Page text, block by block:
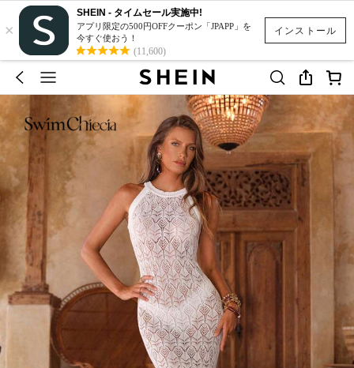
インストール
×
SHEIN - タイムセール実施中!
アプリ限定の500円OFFクーポン「JPAPP」を
今すぐ使おう！
(11,600)